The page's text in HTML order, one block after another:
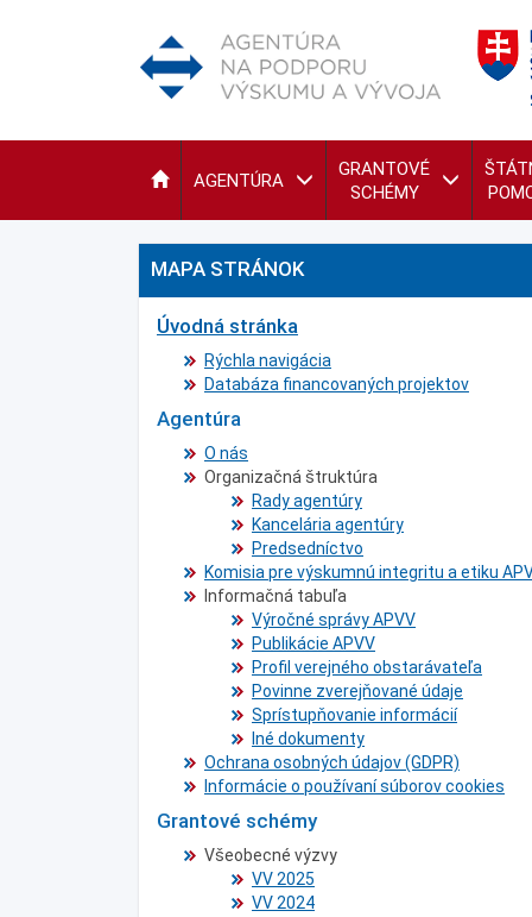
AGENTÚRA
GRANTOVÉ
SCHÉMY
MAPA STRÁNOK
Úvodná stránka
Rýchla navigácia
Databáza financovaných projektov
Agentúra
O nás
Organizačná štruktúra
Rady agentúry
Kancelária agentúry
Predsedníctvo
Komisia pre výskumnú integritu a etiku
Informačná tabuľa
Výročné správy APVV
Publikácie APVV
Profil verejného obstarávateľa
Povinne zverejňované údaje
Sprístupňovanie informácií
Iné dokumenty
Ochrana osobných údajov (GDPR)
Informácie o používaní súborov cookies
Grantové schémy
Všeobecné výzvy
VV 2025
VV 2024